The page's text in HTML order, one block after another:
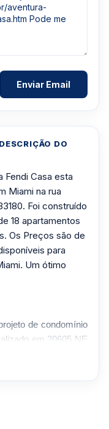
DO
Fendi Casa esta
Miami na rua
Foi construído
18 apartamentos
Os Preços são de
para
Um ótimo
de condomínio
em 20605 NE
locatários,
em Miami que